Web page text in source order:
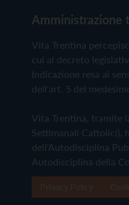
Amministrazione
Vita Trentina
cui al decreto
Indicazione resa ai
dell'art. 5 del
Vita Trentina, tramite
Settimanali Cattolici),
dell'Autodisciplina
Autodisciplina della